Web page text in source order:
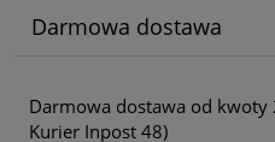
Darmowa dostawa
Darmowa dostawa od kwoty
Kurier Inpost 48)